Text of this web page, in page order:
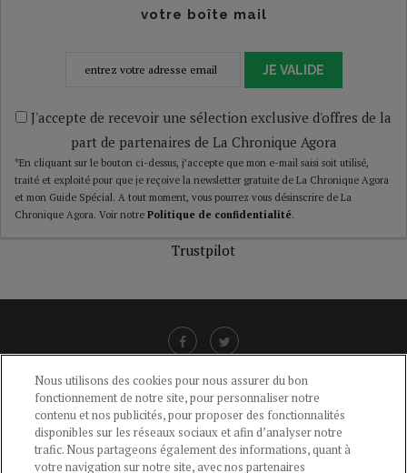
votre boîte mail
JE VALIDE
J'accepte de recevoir une sélection exclusive d'offres de la
part de partenaires de La Chronique Agora
*En cliquant sur le bouton ci-dessus, j’accepte que mon e-mail saisi soit utilisé,
traité et exploité pour que je reçoive la newsletter gratuite de La Chronique Agora
et mon Guide Spécial. A tout moment, vous pourrez vous désinscrire de La
Chronique Agora. Voir notre Politique de confidentialité.
Trustpilot
CGU-POLITIQUE DE CONFIDENTIALITÉ -POLITIQUE DES COOKIES
MENTIONS LÉGALES -AIDE
Nous utilisons des cookies pour nous assurer du bon
fonctionnement de notre site, pour personnaliser notre
contenu et nos publicités, pour proposer des fonctionnalités
disponibles sur les réseaux sociaux et afin d’analyser notre
trafic. Nous partageons également des informations, quant à
votre navigation sur notre site, avec nos partenaires